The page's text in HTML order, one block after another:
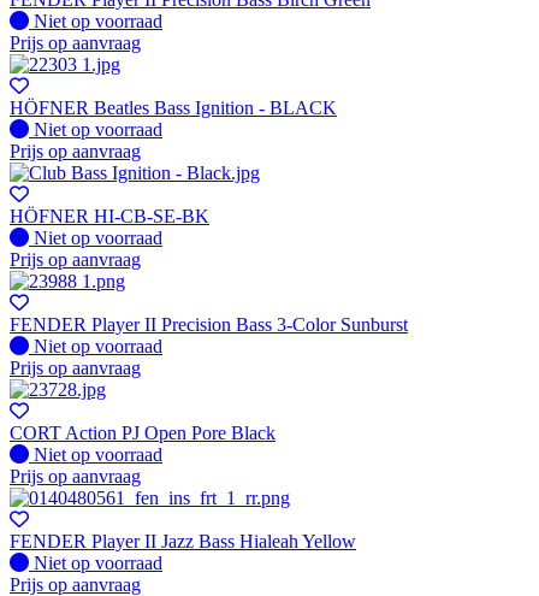
Fysiek voorradig
Niet op voorraad
Prijs op aanvraag
HÖFNER Beatles Bass Ignition - BLACK
Fysiek voorradig
Niet op voorraad
Prijs op aanvraag
HÖFNER HI-CB-SE-BK
Fysiek voorradig
Niet op voorraad
Prijs op aanvraag
FENDER Player II Precision Bass 3-Color Sunburst
Fysiek voorradig
Niet op voorraad
Prijs op aanvraag
CORT Action PJ Open Pore Black
Fysiek voorradig
Niet op voorraad
Prijs op aanvraag
FENDER Player II Jazz Bass Hialeah Yellow
Fysiek voorradig
Niet op voorraad
Prijs op aanvraag